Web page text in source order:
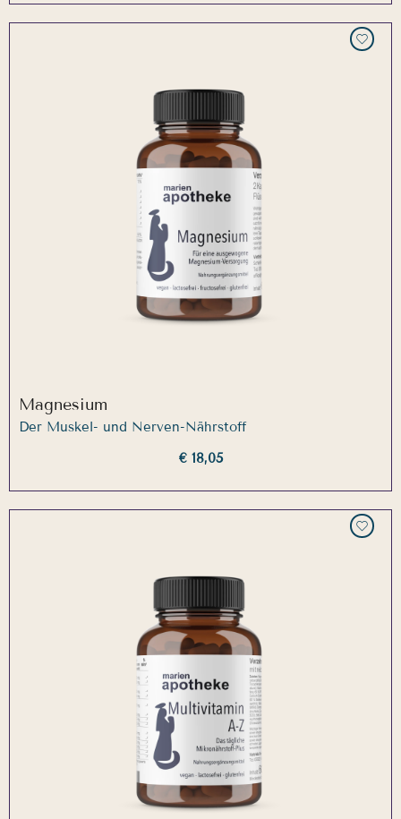
Magnesium
Der Muskel- und Nerven-Nährstoff
€ 18,05